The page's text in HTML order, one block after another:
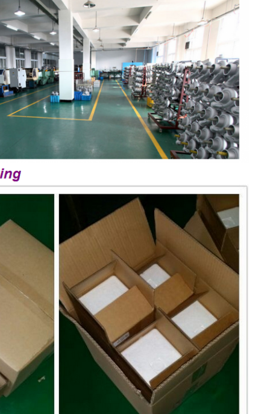
المنزل
المنتجات
فيديوهات
حولنا
جولة في المصنع
مراقبة الجودة
اتصل بنا